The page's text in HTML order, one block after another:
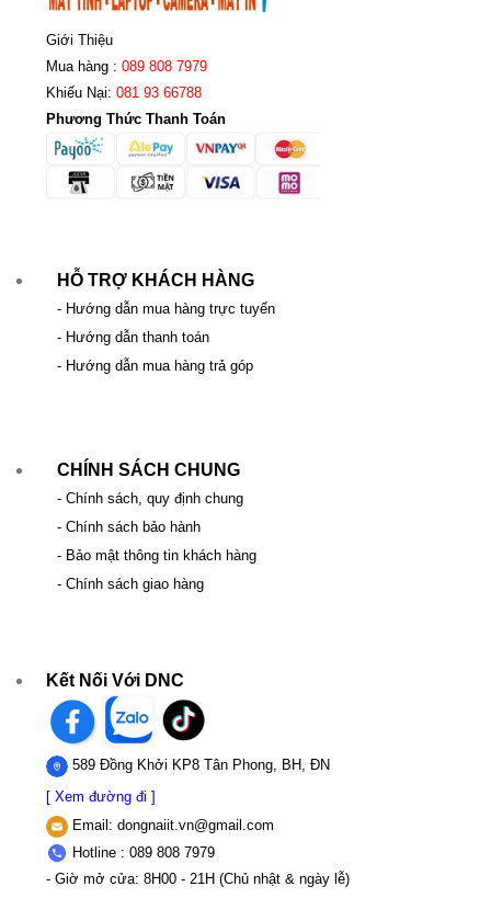
Giới Thiệu
Mua hàng : 089 808 7979
Khiếu Nại: 081 93 66788
Phương Thức Thanh Toán
HỖ TRỢ KHÁCH HÀNG
- Hướng dẫn mua hàng trực tuyến
- Hướng dẫn thanh toán
- Hướng dẫn mua hàng trả góp
CHÍNH SÁCH CHUNG
- Chính sách, quy định chung
- Chính sách bảo hành
- Bảo mật thông tin khách hàng
- Chính sách giao hàng
Kết Nối Với DNC
589 Đồng Khởi KP8 Tân Phong, BH, ĐN
[ Xem đường đi ]
Email: dongnaiit.vn@gmail.com
Hotline : 089 808 7979
- Giờ mở cửa: 8H00 - 21H (Chủ nhật & ngày lễ)